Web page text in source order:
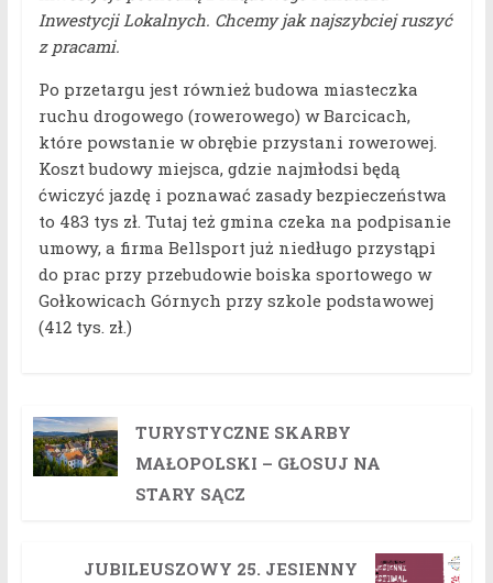
Inwestycji Lokalnych. Chcemy jak najszybciej ruszyć
z pracami.
Po przetargu jest również budowa miasteczka
ruchu drogowego (rowerowego) w Barcicach,
które powstanie w obrębie przystani rowerowej.
Koszt budowy miejsca, gdzie najmłodsi będą
ćwiczyć jazdę i poznawać zasady bezpieczeństwa
to 483 tys zł. Tutaj też gmina czeka na podpisanie
umowy, a firma Bellsport już niedługo przystąpi
do prac przy przebudowie boiska sportowego w
Gołkowicach Górnych przy szkole podstawowej
(412 tys. zł.)
TURYSTYCZNE SKARBY
MAŁOPOLSKI – GŁOSUJ NA
STARY SĄCZ
JUBILEUSZOWY 25. JESIENNY